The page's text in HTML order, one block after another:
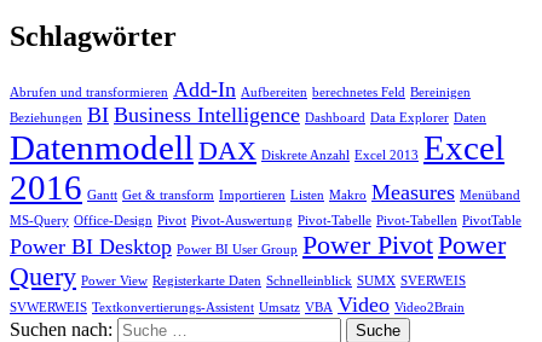
Schlagwörter
Abrufen und transformieren Add-In Aufbereiten berechnetes Feld Bereinigen
Beziehungen BI Business Intelligence Dashboard Data Explorer Daten
Datenmodell DAX Diskrete Anzahl Excel 2013 Excel
2016 Gantt Get & transform Importieren Listen Makro Measures Menüband
MS-Query Office-Design Pivot Pivot-Auswertung Pivot-Tabelle Pivot-Tabellen PivotTable
Power BI Desktop Power BI User Group Power PivotPower
Query Power View Registerkarte Daten Schnelleinblick SUMX SVERWEIS
SVWERWEIS Textkonvertierungs-Assistent Umsatz VBA Video Video2Brain
Suchen nach: